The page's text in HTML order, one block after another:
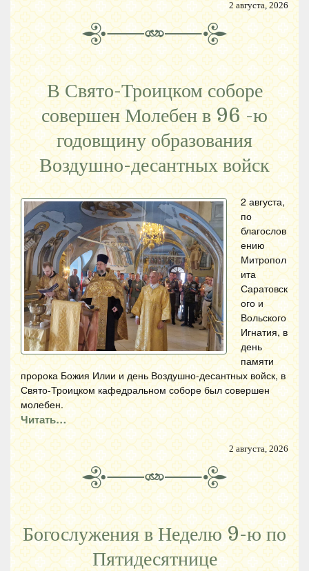
2 августа, 2026
В Свято-Троицком соборе
совершен Молебен в 96 -ю
годовщину образования
Воздушно-десантных войск
2 августа,
по
благослов
ению
Митропол
ита
Саратовск
ого и
Вольского
Игнатия, в
день
памяти
пророка Божия Илии и день Воздушно-десантных войск, в
Свято-Троицком кафедральном соборе был совершен
молебен.
Читать…
2 августа, 2026
Богослужения в Неделю 9-ю по
Пятидесятнице